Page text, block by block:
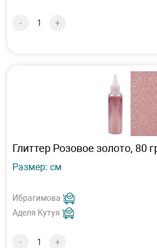
- +
Глиттер Розовое золото, 80
Размер: см
Ибрагимова
Аделя Кутуя
- +